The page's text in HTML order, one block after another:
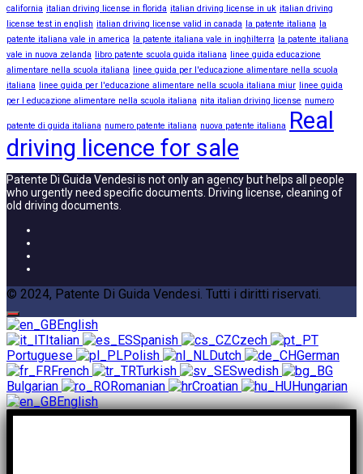
california italian driving license in florida italian driving license in uk italian driving
license test in english italian driving license valid in canada la patente italiana
la
patente italiana vale in america
la patente italiana vale in inghilterra
la patente italiana
vale in nuova zelanda
libro patente scuola guida italiana
linee guida educazione
alimentare nella scuola italiana
linee guida per l'educazione alimentare nella scuola
italiana
linee guida per l'educazione alimentare nella scuola italiana miur linee guida
per l educazione alimentare nella scuola italiana nita italian driving license numero
patente di guida italiana numero patente italiana nuova patente italiana Real
driving licence for sale
Patente Di Guida Vendesi is not only an agency but helps all people
who urgently need specific documents. Driving license, cleaning of
old driving documents.
© 2024, Patente Di Guida Vendesi. Tutti i diritti riservati.
English
Italian
Spanish
Czech
Portuguese
Polish Dutch
German
French
Turkish
Swedish
Bulgarian
Romanian Croatian
Hungarian
English